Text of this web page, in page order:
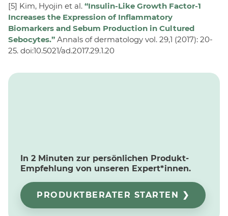
[5] Kim, Hyojin et al. “Insulin-Like Growth Factor-1
Increases the Expression of Inflammatory
Biomarkers and Sebum Production in Cultured
Sebocytes.” Annals of dermatology vol. 29,1 (2017): 20-
25. doi:10.5021/ad.2017.29.1.20
In 2 Minuten zur persönlichen Produkt-
Empfehlung von unseren Expert*innen.
PRODUKTBERATER STARTEN ❯